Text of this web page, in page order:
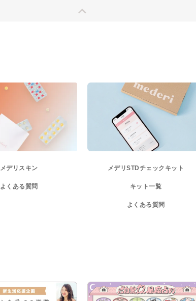
メデリスキン
よくある質問
メデリSTDチェックキット
キット一覧
よくある質問